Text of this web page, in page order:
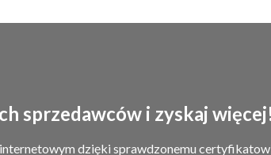
sprzedawców i zyskaj więcej!
dzięki sprawdzonemu